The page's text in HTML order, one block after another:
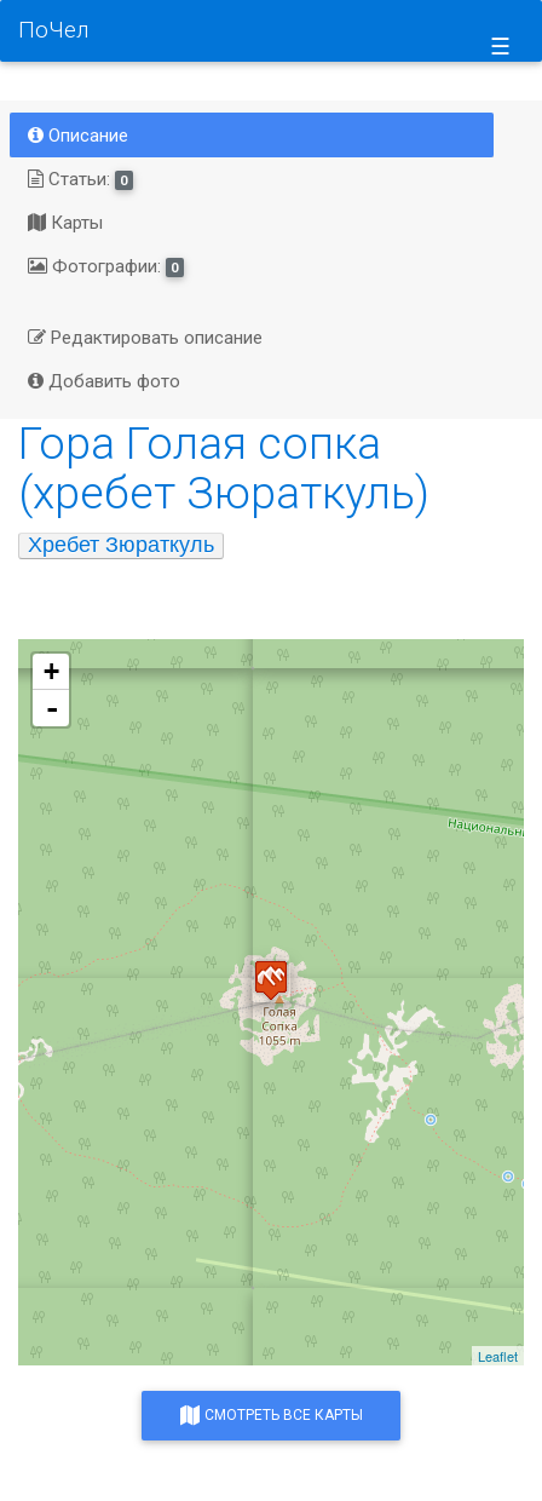
☰
ПоЧел
Описание
Статьи:
0
Карты
Фотографии:
0
Редактировать описание
Добавить фото
Гора Голая сопка
(хребет Зюраткуль)
Хребет Зюраткуль
+
-
Leaflet
СМОТРЕТЬ ВСЕ КАРТЫ